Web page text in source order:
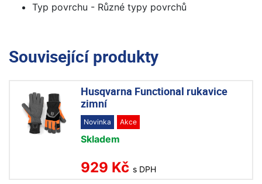
Typ povrchu - Různé typy povrchů
Související produkty
Husqvarna Functional rukavice
zimní
Novinka Akce
Skladem
929 Kč s DPH